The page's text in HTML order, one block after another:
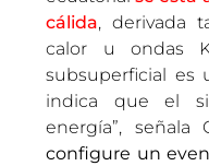
cálida, derivada
calor u ondas
subsuperficial es
indica que el
energía”, señala
configure un